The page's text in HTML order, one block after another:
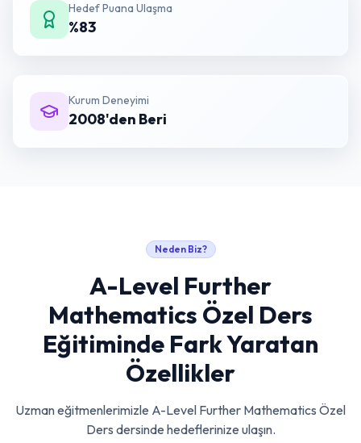
Hedef Puana Ulaşma
%83
Kurum Deneyimi
2008'den Beri
Neden Biz?
A-Level Further
Mathematics Özel Ders
Eğitiminde Fark Yaratan
Özellikler
Uzman eğitmenlerimizle A-Level Further Mathematics Özel
Ders dersinde hedeflerinize ulaşın.